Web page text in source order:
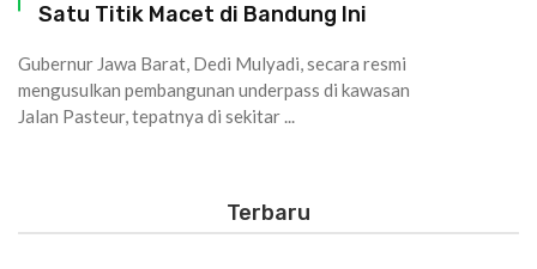
Satu Titik Macet di Bandung Ini
Gubernur Jawa Barat, Dedi Mulyadi, secara resmi
mengusulkan pembangunan underpass di kawasan
Jalan Pasteur, tepatnya di sekitar ...
Terbaru